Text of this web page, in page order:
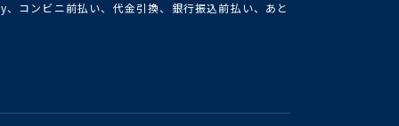
コンビニ前払い、代金引換、銀行振込前払い、あと